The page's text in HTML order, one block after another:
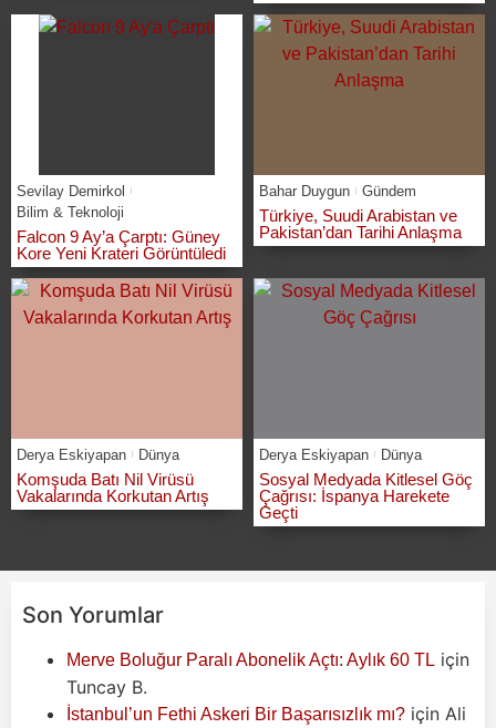
Sevilay Demirkol
Bilim & Teknoloji
Falcon 9 Ay’a Çarptı: Güney
Kore Yeni Krateri Görüntüledi
Bahar Duygun Gündem
Türkiye, Suudi Arabistan ve
Pakistan’dan Tarihi Anlaşma
Derya Eskiyapan Dünya
Komşuda Batı Nil Virüsü
Vakalarında Korkutan Artış
Derya Eskiyapan Dünya
Sosyal Medyada Kitlesel Göç
Çağrısı: İspanya Harekete
Geçti
Son Yorumlar
Merve Boluğur Paralı Abonelik Açtı: Aylık 60 TL için
Tuncay B.
İstanbul’un Fethi Askeri Bir Başarısızlık mı? için Ali